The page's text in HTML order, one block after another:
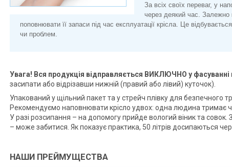
За всіх своїх переваг, у
через деякий час. Залежно
поповнювати її запаси під час експлуатації крісла. Це
чи проблем.
Увага! Вся продукція відправляється ВИКЛЮЧНО у фасуванні
засипати або відрізавши нижній (правий або лівий) куточок).
Упакований у щільний пакет та у стрейч плівку для безпечного
Рекомендуємо наповнювати крісло удвох: одна людина тримає
У разі розсипання – на допомогу прийде вологий віник та
– може забитися. Як показує практика, 50 літрів досипаються
НАШИ ПРЕЙМУЩЕСТВА